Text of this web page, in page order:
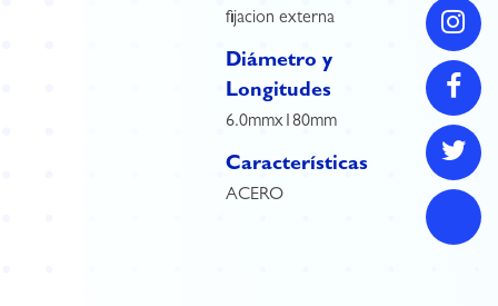
fijacion externa
Diámetro y
Longitudes
6.0mmx180mm
Características
ACERO